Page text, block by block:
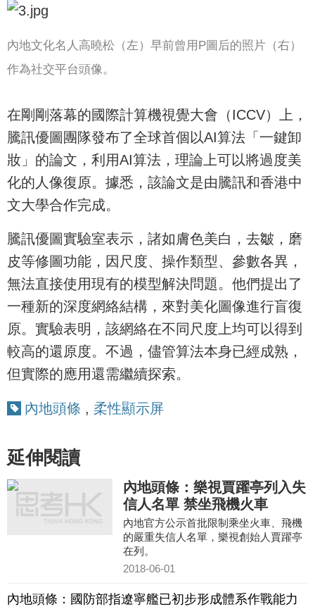
內地文化名人高曉松（左）早前曾用P圖后的照片（右）
作為社交平台頭像。
在剛剛落幕的國際計算機視覺大會（ICCV）上，
騰訊優圖團隊發布了全球首個以AI算法「一鍵卸
妝」的論文，利用AI算法，理論上可以將過度美
化的人像復原。據悉，該論文是由騰訊和香港中
文大學合作完成。
騰訊優圖實驗室表示，諸如膚色美白，去皺，磨
皮等修圖功能，因尺度、操作類型、參數各異，
無法直接使用現有的模型解決問題。他們提出了
一種新的深度網絡結構，來對美化圖像進行盲復
原。實驗表明，該網絡在不同尺度上均可以得到
較高的還原度。不過，儘管算法本身已經成熟，
但實際的應用還需繼續探索。
內地頭條 , 柔性顯示屏
延伸閱讀
內地頭條：樂視賈躍亭列入失
信人名單 禁坐飛機火車
內地官方公示首批限制乘坐火車、飛機
的嚴重失信人名單，樂視創始人賈躍亭
在列。
2018-06-01
內地頭條：國防部指遼寧艦已初步形成體系作戰能力